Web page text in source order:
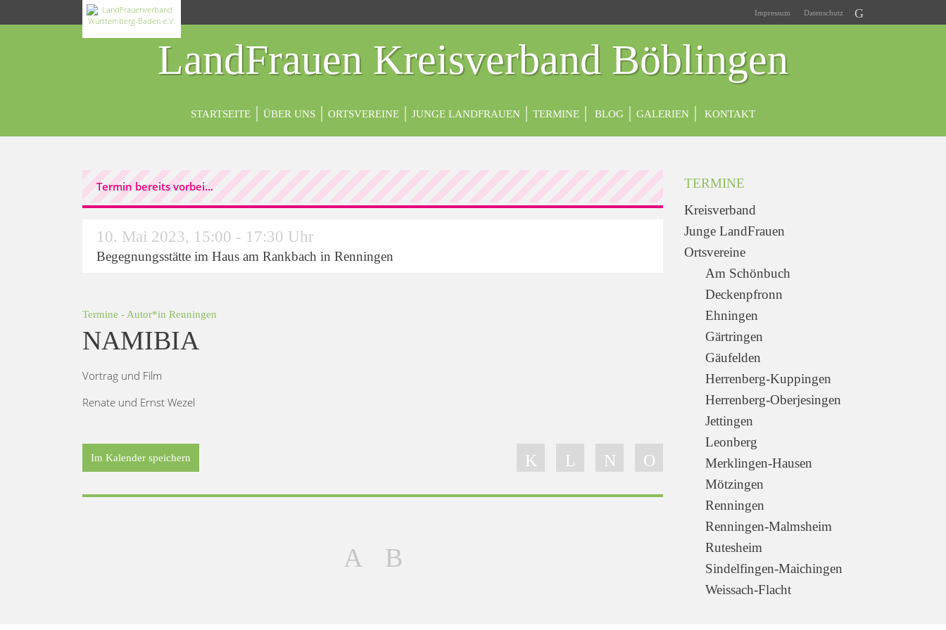
Impressum Datenschutz
LandFrauen Kreisverband Böblingen
STARTSEITE ÜBER UNS ORTSVEREINE JUNGE LANDFRAUEN TERMINE BLOG GALERIEN KONTAKT
Termin bereits vorbei...
10. Mai 2023, 15:00 - 17:30 Uhr
Begegnungsstätte im Haus am Rankbach in Renningen
Termine - Autor*in Renningen
NAMIBIA
Vortrag und Film
Renate und Ernst Wezel
Im Kalender speichern
TERMINE
Kreisverband
Junge LandFrauen
Ortsvereine
Am Schönbuch
Deckenpfronn
Ehningen
Gärtringen
Gäufelden
Herrenberg-Kuppingen
Herrenberg-Oberjesingen
Jettingen
Leonberg
Merklingen-Hausen
Mötzingen
Renningen
Renningen-Malmsheim
Rutesheim
Sindelfingen-Maichingen
Weissach-Flacht